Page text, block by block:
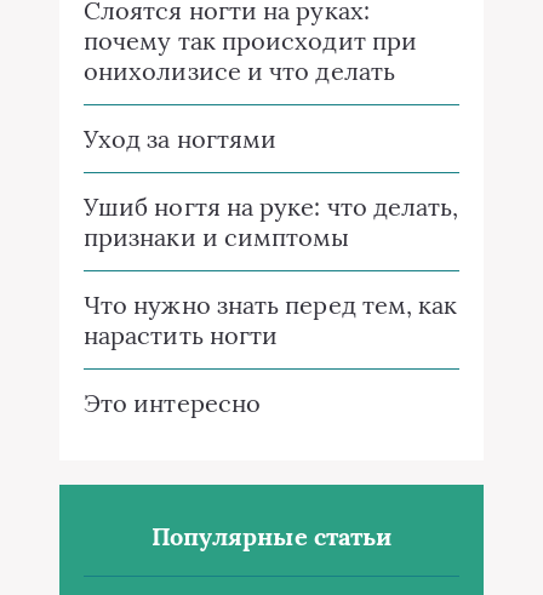
Слоятся ногти на руках:
почему так происходит при
онихолизисе и что делать
Уход за ногтями
Ушиб ногтя на руке: что делать,
признаки и симптомы
Что нужно знать перед тем, как
нарастить ногти
Это интересно
Популярные статьи